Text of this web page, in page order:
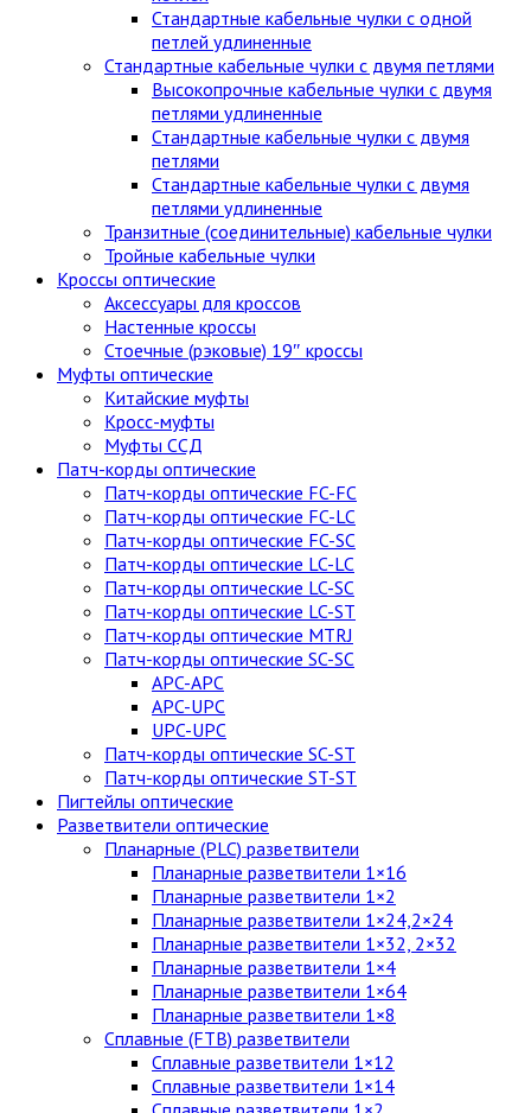
Стандартные кабельные чулки с одной
петлей удлиненные
Стандартные кабельные чулки с двумя петлями
Высокопрочные кабельные чулки с двумя
петлями удлиненные
Стандартные кабельные чулки с двумя
петлями
Стандартные кабельные чулки с двумя
петлями удлиненные
Транзитные (соединительные) кабельные чулки
Тройные кабельные чулки
Кроссы оптические
Аксессуары для кроссов
Настенные кроссы
Стоечные (рэковые) 19″ кроссы
Муфты оптические
Китайские муфты
Кросс-муфты
Муфты ССД
Патч-корды оптические
Патч-корды оптические FC-FC
Патч-корды оптические FC-LC
Патч-корды оптические FC-SC
Патч-корды оптические LC-LC
Патч-корды оптические LC-SC
Патч-корды оптические LC-ST
Патч-корды оптические MTRJ
Патч-корды оптические SC-SC
APC-APC
APC-UPC
UPC-UPC
Патч-корды оптические SC-ST
Патч-корды оптические ST-ST
Пигтейлы оптические
Разветвители оптические
Планарные (PLC) разветвители
Планарные разветвители 1×16
Планарные разветвители 1×2
Планарные разветвители 1×24,2×24
Планарные разветвители 1×32, 2×32
Планарные разветвители 1×4
Планарные разветвители 1×64
Планарные разветвители 1×8
Сплавные (FTB) разветвители
Сплавные разветвители 1×12
Сплавные разветвители 1×14